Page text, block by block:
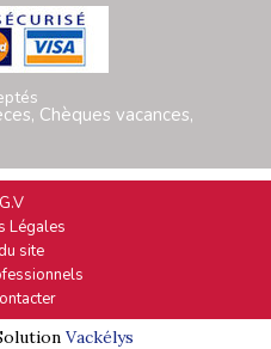
Chèques vacances,
Légales
site
Vackélys